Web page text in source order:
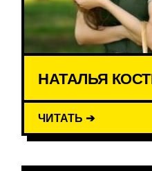
НАТАЛЬЯ
ЧИТАТЬ ➔